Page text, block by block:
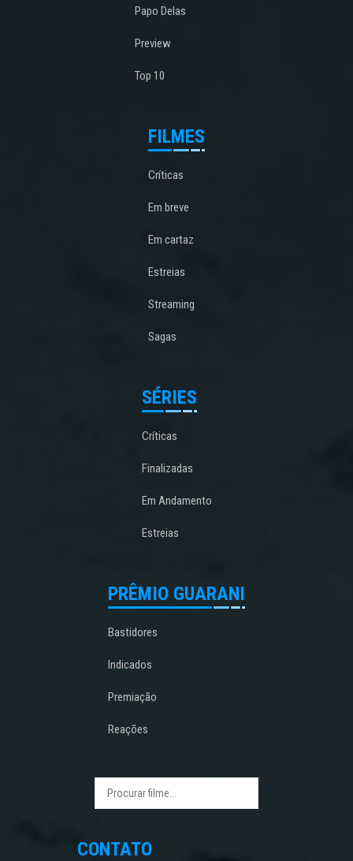
Papo Delas
Preview
Top 10
FILMES
Críticas
Em breve
Em cartaz
Estreias
Streaming
Sagas
SÉRIES
Críticas
Finalizadas
Em Andamento
Estreias
PRÊMIO GUARANI
Bastidores
Indicados
Premiação
Reações
CONTATO